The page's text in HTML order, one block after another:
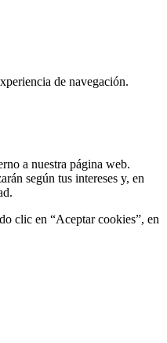
de navegación.
a nuestra página web.
según tus intereses y, en
clic en “Aceptar cookies”, en